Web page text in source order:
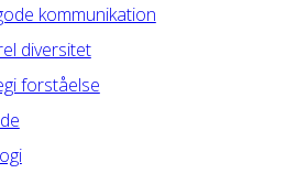
kommunikation
diversitet
forståelse